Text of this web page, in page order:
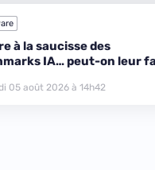
à la saucisse des
IA… peut-on leur
05 août 2026 à 14h42